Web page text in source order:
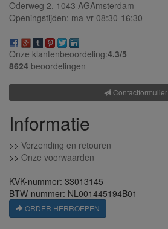
Oderweg 2, 1043 AGAmsterdam
Openingstijden: ma-vr 08:30-16:30
Onze klantenbeoordeling:4.3/5
8624 beoordelingen
Contactformulier
Informatie
>> Verzending en retouren
>> Onze voorwaarden
KVK-nummer: 33013145
BTW-nummer: NL001445194B01
ORDER HERROEPEN